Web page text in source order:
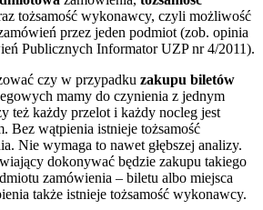
tożsamość wykonawcy, czyli możliwość
przez jeden podmiot (zob. opinia
Publicznych Informator UZP nr 4/2011).
czy w przypadku zakupu biletów
mamy do czynienia z jednym
też każdy przelot i każdy nocleg jest
Bez wątpienia istnieje tożsamość
Nie wymaga to nawet głębszej analizy.
dokonywać będzie zakupu takiego
zamówienia – biletu albo miejsca
także istnieje tożsamość wykonawcy.